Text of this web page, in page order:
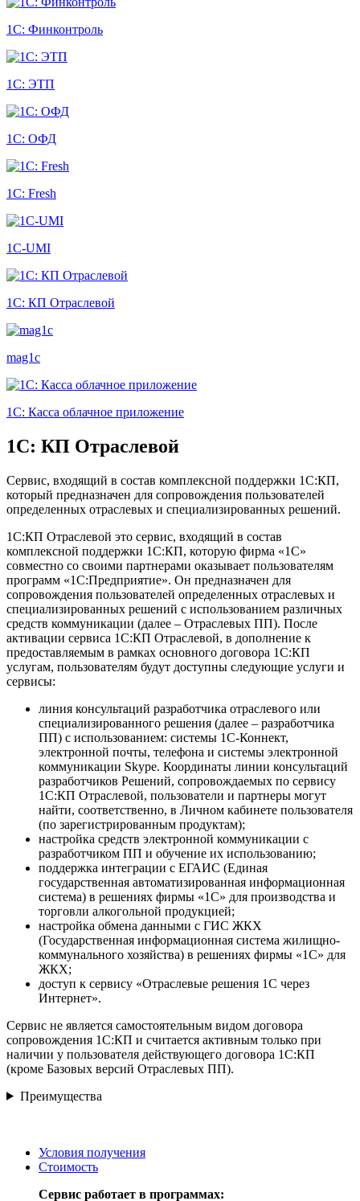
1С: Финконтроль
1С: ЭТП
1С: ОФД
1С: Fresh
1С-UMI
1С: КП Отраслевой
mag1c
1С: Касса облачное приложение
1С: КП Отраслевой
Сервис, входящий в состав комплексной поддержки 1С:КП,
который предназначен для сопровождения пользователей
определенных отраслевых и специализированных решений.
1С:КП Отраслевой это сервис, входящий в состав
комплексной поддержки 1С:КП, которую фирма «1С»
совместно со своими партнерами оказывает пользователям
программ «1С:Предприятие». Он предназначен для
сопровождения пользователей определенных отраслевых и
специализированных решений с использованием различных
средств коммуникации (далее – Отраслевых ПП). После
активации сервиса 1С:КП Отраслевой, в дополнение к
предоставляемым в рамках основного договора 1С:КП
услугам, пользователям будут доступны следующие услуги и
сервисы:
линия консультаций разработчика отраслевого или
специализированного решения (далее – разработчика
ПП) с использованием: системы 1С-Коннект,
электронной почты, телефона и системы электронной
коммуникации Skype. Координаты линии консультаций
разработчиков Решений, сопровождаемых по сервису
1С:КП Отраслевой, пользователи и партнеры могут
найти, соответственно, в Личном кабинете пользователя
(по зарегистрированным продуктам);
настройка средств электронной коммуникации с
разработчиком ПП и обучение их использованию;
поддержка интеграции с ЕГАИС (Единая
государственная автоматизированная информационная
система) в решениях фирмы «1С» для производства и
торговли алкогольной продукцией;
настройка обмена данными с ГИС ЖКХ
(Государственная информационная система жилищно-
коммунального хозяйства) в решениях фирмы «1С» для
ЖКХ;
доступ к сервису «Отраслевые решения 1С через
Интернет».
Сервис не является самостоятельным видом договора
сопровождения 1С:КП и считается активным только при
наличии у пользователя действующего договора 1С:КП
(кроме Базовых версий Отраслевых ПП).
Преимущества
Условия получения
Стоимость
Сервис работает в программах: